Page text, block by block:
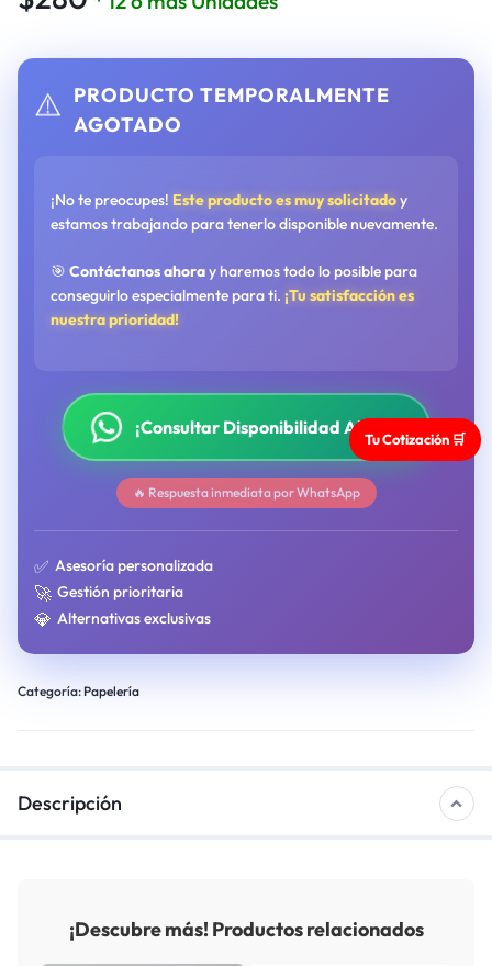
⚠️ PRODUCTO TEMPORALMENTE
AGOTADO
¡No te preocupes! Este producto es muy solicitadoy
estamos trabajando para tenerlo disponible nuevamente.
🎯 Contáctanos ahoray haremos todo lo posible para
conseguirlo especialmente para ti. ¡Tu satisfacción es
nuestra prioridad!
¡Consultar Disponibilidad Ahora!
🔥 Respuesta inmediata por WhatsApp
✅ Asesoría personalizada
🚀 Gestión prioritaria
💎 Alternativas exclusivas
Categoría: Papelería
Descripción
¡Descubre más! Productos relacionados
Tu Cotización 🛒